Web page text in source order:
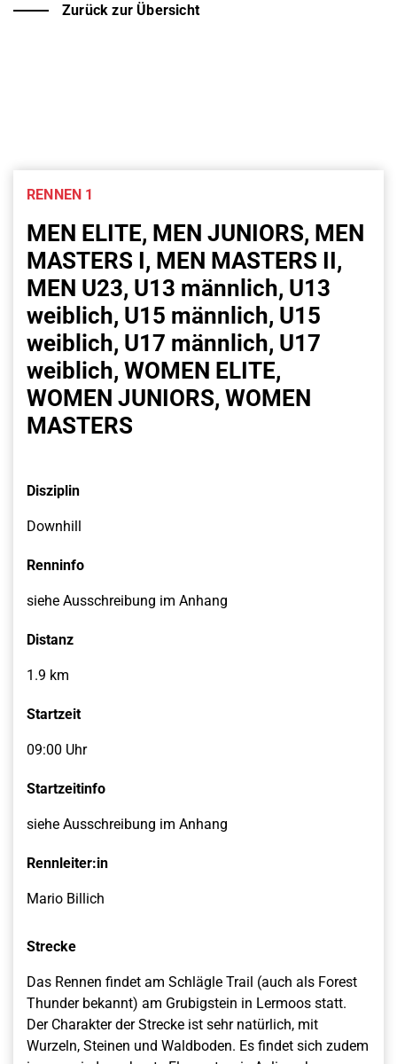
Zurück zur Übersicht
RENNEN 1
MEN ELITE, MEN JUNIORS, MEN
MASTERS I, MEN MASTERS II,
MEN U23, U13 männlich, U13
weiblich, U15 männlich, U15
weiblich, U17 männlich, U17
weiblich, WOMEN ELITE,
WOMEN JUNIORS, WOMEN
MASTERS
Disziplin
Downhill
Renninfo
siehe Ausschreibung im Anhang
Distanz
1.9 km
Startzeit
09:00 Uhr
Startzeitinfo
siehe Ausschreibung im Anhang
Rennleiter:in
Mario Billich
Strecke
Das Rennen findet am Schlägle Trail (auch als Forest
Thunder bekannt) am Grubigstein in Lermoos statt.
Der Charakter der Strecke ist sehr natürlich, mit
Wurzeln, Steinen und Waldboden. Es findet sich zudem